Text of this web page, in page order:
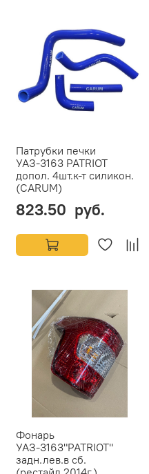
Патрубки печки
УАЗ-3163 PATRIOT
допол. 4шт.к-т силикон.
(CARUM)
823.50 руб.
Фонарь
УАЗ-3163"PATRIOT"
задн.лев.в сб.